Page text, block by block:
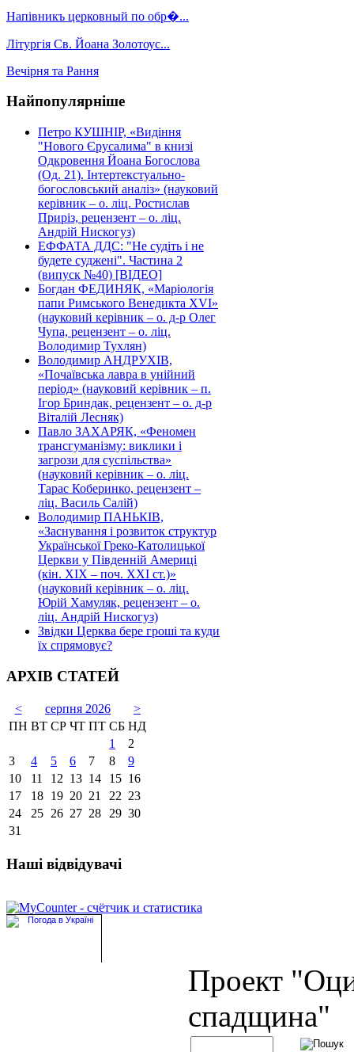
Напівникъ церковный по обр�...
Літургія Св. Йоана Золотоус...
Вечірня та Рання
Найпопулярніше
Петро КУШНІР, «Видіння
"Нового Єрусалима" в книзі
Одкровення Йоана Богослова
(Од. 21). Інтертекстуально-
богословський аналіз» (науковий
керівник – о. ліц. Ростислав
Приріз, рецензент – о. ліц.
Андрій Нискогуз)
ЕФФАТА ДДС: "Не судіть і не
будете суджені". Частина 2
(випуск №40) [ВІДЕО]
Богдан ФЕДИНЯК, «Маріологія
папи Римського Венедикта XVI»
(науковий керівник – о. д-р Олег
Чупа, рецензент – о. ліц.
Володимир Тухлян)
Володимир АНДРУХІВ,
«Почаївська лавра в унійний
період» (науковий керівник – п.
Ігор Бриндак, рецензент – о. д-р
Віталій Лесняк)
Павло ЗАХАРЯК, «Феномен
трансгуманізму: виклики і
загрози для суспільства»
(науковий керівник – о. ліц.
Тарас Коберинко, рецензент –
ліц. Василь Салій)
Володимир ПАНЬКІВ,
«Заснування і розвиток структур
Української Греко-Католицької
Церкви у Південній Америці
(кін. ХІХ – поч. ХХІ ст.)»
(науковий керівник – о. ліц.
Юрій Хамуляк, рецензент – о.
ліц. Андрій Нискогуз)
Звідки Церква бере гроші та куди
їх спрямовує?
АРХІВ СТАТЕЙ
< серпня 2026
>
ПН ВТ СР ЧТ ПТ СБ НД
1
2
3
4 5 6 7 8
9
10
11 12 13 14 15 16
17
18 19 20 21 22 23
24
25 26 27 28 29 30
31
Наші відвідувачі
Проект
спадщина"